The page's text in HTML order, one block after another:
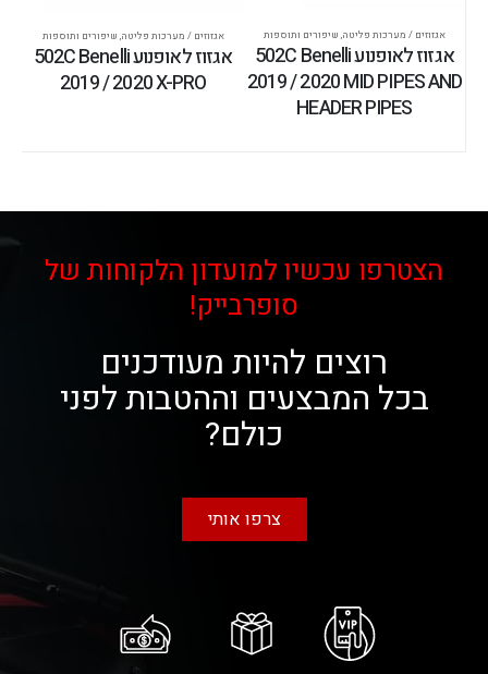
אגזוזים / מערכות פליטה, שיפורים ותוספות
אגזוז לאופנוע 502C Benelli
2019 / 2020 MID PIPES AND
HEADER PIPES
אגזוזים / מערכות פליטה, שיפורים ותוספות
אגזוז לאופנוע 502C Benelli
2019 / 2020 X-PRO
הצטרפו עכשיו למועדון הלקוחות של
סופרבייק!
רוצים להיות מעודכנים
בכל המבצעים וההטבות לפני
כולם?
צרפו אותי